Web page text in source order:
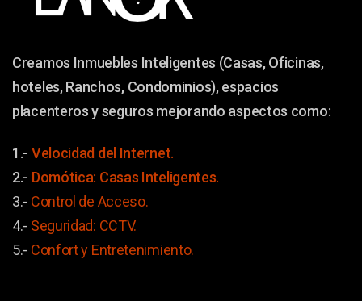
Creamos Inmuebles Inteligentes (Casas, Oficinas,
hoteles, Ranchos, Condominios), espacios
placenteros y seguros mejorando aspectos como:
1.- Velocidad del Internet.
2.- Domótica: Casas Inteligentes.
3.- Control de Acceso.
4.- Seguridad: CCTV.
5.- Confort y Entretenimiento.